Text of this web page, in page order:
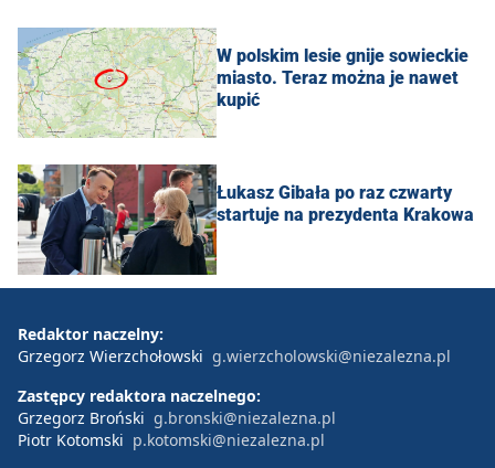
W polskim lesie gnije sowieckie
miasto. Teraz można je nawet
kupić
Łukasz Gibała po raz czwarty
startuje na prezydenta Krakowa
Redaktor naczelny:
Grzegorz Wierzchołowski g.wierzcholowski@niezalezna.pl
Zastępcy redaktora naczelnego:
Grzegorz Broński g.bronski@niezalezna.pl
Piotr Kotomski p.kotomski@niezalezna.pl